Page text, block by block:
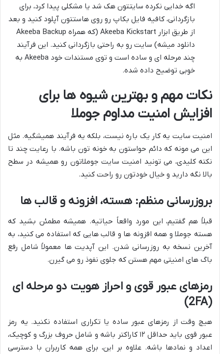
اگه خدایی نکرده سایتتون هک شد یا مشکلی پیدا کرد، برای
بازگردانی، کافیه فایل بکاپ رو روی هاستتون آپلود کنید و بعد
از طریق ابزار Akeeba Kickstart (که همراه Akeeba Backup
دانلود میشه) سایت رو به راحتی بازگردانی کنید. این فرآیند
چند مرحله ای و ساده است و توی مستندات خود Akeeba به
خوبی توضیح داده شده.
نکات مهم و بهترین شیوه ها برای
افزایش امنیت مداوم جوملا
امنیت سایت یه کار یک باره نیست، بلکه یه فرآیند همیشگیه. مثل
این می مونه که دائم حواستون به خونه تون باشه. با رعایت چند تا
نکته کلیدی، می تونید امنیت سایت جوملاتون رو همیشه در سطح
بالا نگه دارید و خیال خودتون رو راحت کنید.
بروزرسانی منظم: هسته، افزونه و قالب ها
قبلاً هم گفتیم، این مورد واقعاً حیاتیه. همیشه مطمئن بشید که
هسته جوملا و همه افزونه ها و قالب هایی که استفاده می کنید، به
آخرین نسخه به روزرسانی شدن. این آپدیت ها معمولاً شامل رفع
باگ های امنیتی مهم هستن که جلوی نفوذ رو می گیرن.
رمزهای عبور قوی و احراز هویت دو مرحله ای
(2FA)
هیچ وقت از رمزهای عبور ساده یا تکراری استفاده نکنید. یه رمز
عبور قوی باید حداقل ۱۲ کاراکتر باشه و شامل حروف بزرگ و کوچیک،
اعداد و نمادها باشه. علاوه بر این، برای همه کاربران با دسترسی